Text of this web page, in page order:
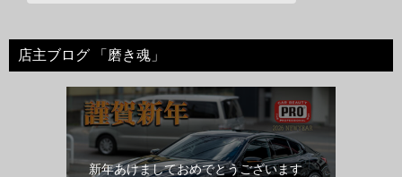
店主ブログ 「磨き魂」
新年あけましておめでとうございます